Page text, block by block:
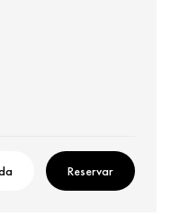
Reservar